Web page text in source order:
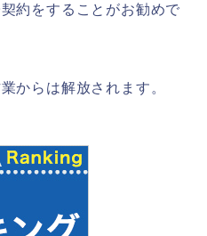
約をすることがお勧めで
からは解放されます。